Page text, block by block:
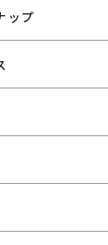
ップ